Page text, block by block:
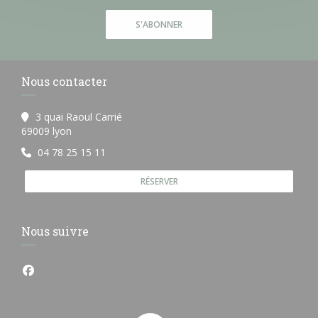
S'ABONNER
Nous contacter
3 quai Raoul Carrié
69009 lyon
04 78 25 15 11
RÉSERVER
Nous suivre
Facebook ((ouvre une nouvelle fenêtre))